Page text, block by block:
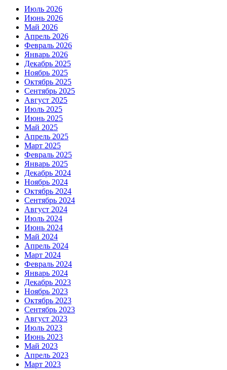
Июль 2026
Июнь 2026
Май 2026
Апрель 2026
Февраль 2026
Январь 2026
Декабрь 2025
Ноябрь 2025
Октябрь 2025
Сентябрь 2025
Август 2025
Июль 2025
Июнь 2025
Май 2025
Апрель 2025
Март 2025
Февраль 2025
Январь 2025
Декабрь 2024
Ноябрь 2024
Октябрь 2024
Сентябрь 2024
Август 2024
Июль 2024
Июнь 2024
Май 2024
Апрель 2024
Март 2024
Февраль 2024
Январь 2024
Декабрь 2023
Ноябрь 2023
Октябрь 2023
Сентябрь 2023
Август 2023
Июль 2023
Июнь 2023
Май 2023
Апрель 2023
Март 2023